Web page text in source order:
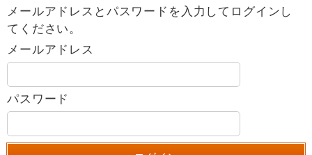
メールアドレスとパスワードを入力してログインし
てください。
メールアドレス
パスワード